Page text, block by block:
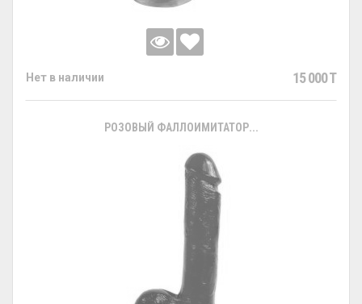
Нет в наличии 15 000 T
РОЗОВЫЙ ФАЛЛОИМИТАТОР...